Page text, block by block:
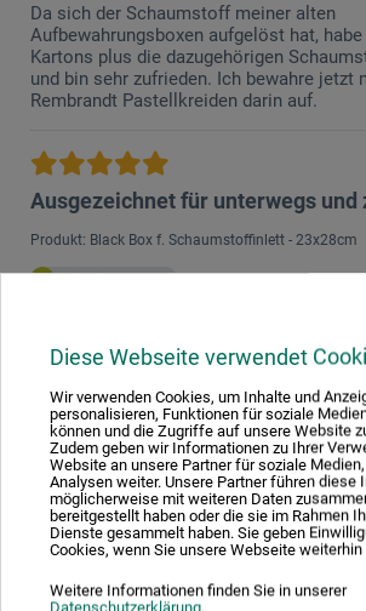
Diese Webseite verwendet
Wir verwenden Cookies, um Inhalte und
personalisieren, Funktionen für soziale
können und die Zugriffe auf unsere Website
Zudem geben wir Informationen zu Ihrer
Website an unsere Partner für soziale
Analysen weiter. Unsere Partner führen diese
möglicherweise mit weiteren Daten
bereitgestellt haben oder die sie im Rahmen
Dienste gesammelt haben. Sie geben
Cookies, wenn Sie unsere Webseite weiterhin
Weitere Informationen finden Sie in unserer
Datenschutzerklärung.
Da sich der Schaumstoff meiner alten
Aufbewahrungsboxen aufgelöst hat,
Kartons plus die dazugehörigen
und bin sehr zufrieden. Ich bewahre jetzt
Rembrandt Pastellkreiden darin auf.
Ausgezeichnet für unterwegs und
Produkt: Black Box f. Schaumstoffinlett - 23x28cm
verifizierter Kauf
3 gebrochenen Softpastellsticks pro
für 90 Farben!), ist hervorragend für den
Pastellen für kleine Fahrten wie auch für
noch ein dünnes Stück Schaumstoff
fest zusammenbinden. (Ich habe mir
dicke= ca. 1 cm breite Gummibänder
Seiten eines Kartons zusammenbinden).
den Karton, zusammen mit den fertig
Sandpapieren (- in zwei, 1cm dicke
ebenso durch robuste Gummibänder
Boesner-Ölmal-Schürze, noch mal 2